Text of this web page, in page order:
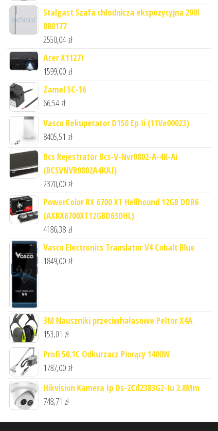
Stalgast Szafa chłodnicza ekspozycyjna 200l
880177
2550,04 zł
Acer X1127I
1599,00 zł
Zamel SC-16
66,54 zł
Vasco Rekuperator D150 Ep Ii (11Ve00023)
8405,51 zł
Bcs Rejestrator Bcs-V-Nvr0802-A-4K-Ai
(BCSVNVR0802A4KAI)
2370,00 zł
PowerColor RX 6700 XT Hellhound 12GB DDR6
(AXRX6700XT12GBD63DHL)
4186,38 zł
Vasco Electronics Translator V4 Cobalt Blue
1849,00 zł
3M Nauszniki przeciwhałasowe Peltor X4A
153,01 zł
Profi 50.1C Odkurzacz Piorący 1400W
1787,00 zł
Hikvision Kamera Ip Ds-2Cd2383G2-Iu 2.8Mm
748,71 zł